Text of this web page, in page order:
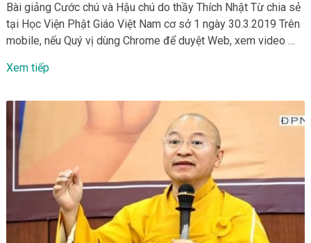
Bài giảng Cước chú và Hậu chú do thầy Thích Nhật Từ chia sẻ
tại Học Viện Phật Giáo Việt Nam cơ sở 1 ngày 30.3.2019 Trên
mobile, nếu Quý vị dùng Chrome để duyệt Web, xem video …
Xem tiếp